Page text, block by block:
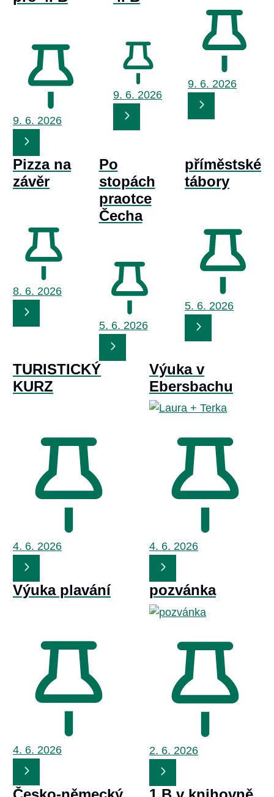
9. 6. 2026
9. 6. 2026
9. 6. 2026
Pizza na
závěr
8. 6. 2026
Po
stopách
praotce
Čecha
5. 6. 2026
příměstské
tábory
5. 6. 2026
TURISTICKÝ
KURZ
4. 6. 2026
Výuka v
Ebersbachu
4. 6. 2026
Výuka plavání
4. 6. 2026
pozvánka
2. 6. 2026